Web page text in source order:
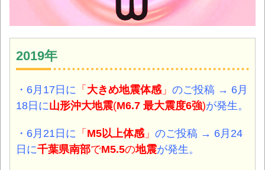
2019年
・6月17日に 「 大きめ地震体感 」 のご投稿 → 6月
18日に山形沖大地震(M6.7 最大震度6強)が発生。
・6月21日に 「 M5以上体感 」 のご投稿 → 6月24
日に千葉県南部でM5.5の地震が発生。